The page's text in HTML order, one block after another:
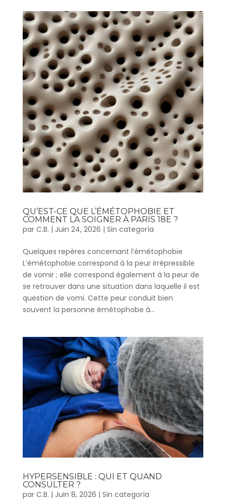
QU’EST-CE QUE L’ÉMÉTOPHOBIE ET
COMMENT LA SOIGNER À PARIS 18E ?
par C.B. | Juin 24, 2026 | Sin categoría
Quelques repères concernant l’émétophobie
L’émétophobie correspond à la peur irrépressible
de vomir ; elle correspond également à la peur de
se retrouver dans une situation dans laquelle il est
question de vomi. Cette peur conduit bien
souvent la personne émétophobe à...
HYPERSENSIBLE : QUI ET QUAND
CONSULTER ?
par C.B. | Juin 8, 2026 | Sin categoría